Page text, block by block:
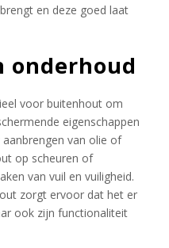
en deze goed laat
onderhoud
voor buitenhout om
eigenschappen
van olie of
op scheuren of
van vuil en vuiligheid.
zorgt ervoor dat het er
ook zijn functionaliteit